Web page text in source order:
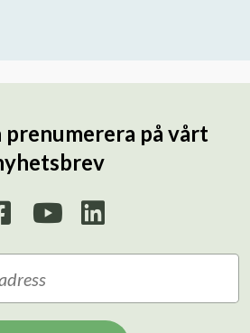
prenumerera på vårt